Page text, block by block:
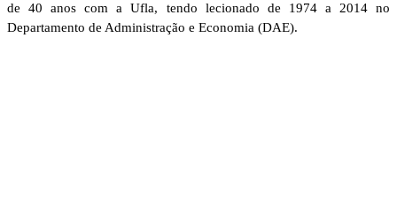
de 40 anos com a Ufla, tendo lecionado de 1974 a 2014 no
Departamento de Administração e Economia (DAE).